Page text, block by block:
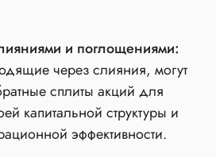
и поглощениями:
через слияния, могут
сплиты акций для
капитальной структуры и
эффективности.